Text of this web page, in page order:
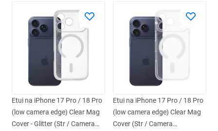
Etui na iPhone 17 Pro / 18 Pro
(low camera edge) Clear Mag
Cover - Glitter (Str / Camera
Etui na iPhone 17 Pro / 18 Pro
(low camera edge) Clear Mag
Cover (Str / Camera